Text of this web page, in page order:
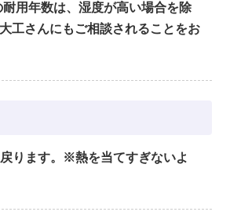
用年数は、湿度が高い場合を除
工さんにもご相談されることをお
ります。※熱を当てすぎないよ